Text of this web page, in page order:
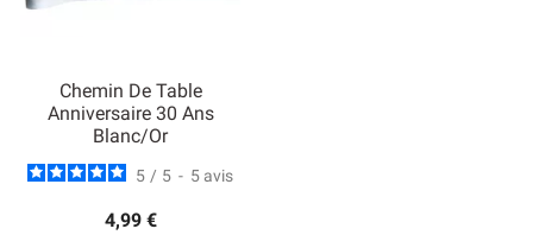
Chemin De Table
Anniversaire 30 Ans
Blanc/Or
5 / 5 - 5 avis
4,99 €